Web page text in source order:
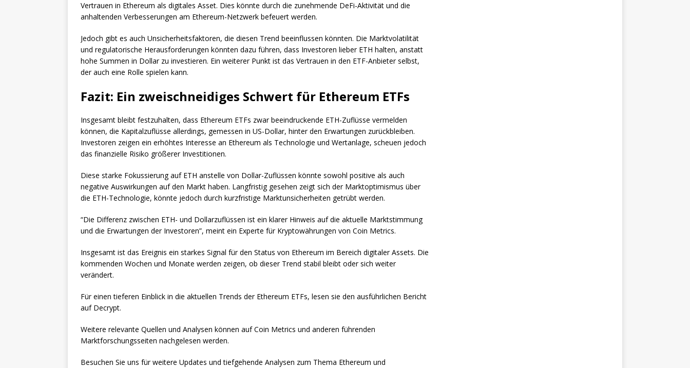
Vertrauen in Ethereum als digitales Asset. Dies könnte durch die zunehmende DeFi-Aktivität und die
anhaltenden Verbesserungen am Ethereum-Netzwerk befeuert werden.
Jedoch gibt es auch Unsicherheitsfaktoren, die diesen Trend beeinflussen könnten. Die Marktvolatilität
und regulatorische Herausforderungen könnten dazu führen, dass Investoren lieber ETH halten, anstatt
hohe Summen in Dollar zu investieren. Ein weiterer Punkt ist das Vertrauen in den ETF-Anbieter selbst,
der auch eine Rolle spielen kann.
Fazit: Ein zweischneidiges Schwert für Ethereum ETFs
Insgesamt bleibt festzuhalten, dass Ethereum ETFs zwar beeindruckende ETH-Zuflüsse vermelden
können, die Kapitalzuflüsse allerdings, gemessen in US-Dollar, hinter den Erwartungen zurückbleiben.
Investoren zeigen ein erhöhtes Interesse an Ethereum als Technologie und Wertanlage, scheuen jedoch
das finanzielle Risiko größerer Investitionen.
Diese starke Fokussierung auf ETH anstelle von Dollar-Zuflüssen könnte sowohl positive als auch
negative Auswirkungen auf den Markt haben. Langfristig gesehen zeigt sich der Marktoptimismus über
die ETH-Technologie, könnte jedoch durch kurzfristige Marktunsicherheiten getrübt werden.
“Die Differenz zwischen ETH- und Dollarzuflüssen ist ein klarer Hinweis auf die aktuelle Marktstimmung
und die Erwartungen der Investoren”, meint ein Experte für Kryptowährungen von Coin Metrics.
Insgesamt ist das Ereignis ein starkes Signal für den Status von Ethereum im Bereich digitaler Assets. Die
kommenden Wochen und Monate werden zeigen, ob dieser Trend stabil bleibt oder sich weiter
verändert.
Für einen tieferen Einblick in die aktuellen Trends der Ethereum ETFs, lesen sie den ausführlichen Bericht
auf Decrypt.
Weitere relevante Quellen und Analysen können auf Coin Metrics und anderen führenden
Marktforschungsseiten nachgelesen werden.
Besuchen Sie uns für weitere Updates und tiefgehende Analysen zum Thema Ethereum und